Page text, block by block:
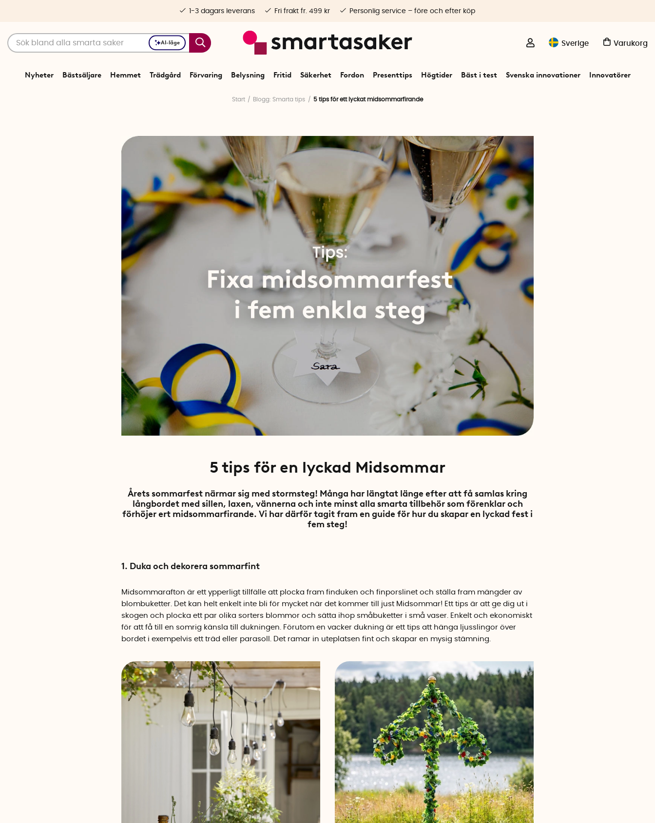
AI-läge Sverige Varukorg
Nyheter Bästsäljare Hemmet Trädgård Förvaring Belysning Fritid Säkerhet Fordon Presenttips Högtider Bäst i test Svenska innovationer Innovatörer
1-3 dagars leverans Fri frakt fr. 499 kr Personlig service – före och efter köp
Start Blogg: Smarta tips 5 tips för ett lyckat midsommarfirande
5 tips för en lyckad Midsommar
Årets sommarfest närmar sig med stormsteg! Många har längtat länge efter att få samlas kring
långbordet med sillen, laxen, vännerna och inte minst alla smarta tillbehör som förenklar och
förhöjer ert midsommarfirande. Vi har därför tagit fram en guide för hur du skapar en lyckad fest i
fem steg!
1. Duka och dekorera sommarfint
Midsommarafton är ett ypperligt tillfälle att plocka fram finduken och finporslinet och ställa fram mängder av
blombuketter. Det kan helt enkelt inte bli för mycket när det kommer till just Midsommar! Ett tips är att ge dig ut i
skogen och plocka ett par olika sorters blommor och sätta ihop småbuketter i små vaser. Enkelt och ekonomiskt
för att få till en somrig känsla till dukningen. Förutom en vacker dukning är ett tips att hänga ljusslingor över
bordet i exempelvis ett träd eller parasoll. Det ramar in uteplatsen fint och skapar en mysig stämning.